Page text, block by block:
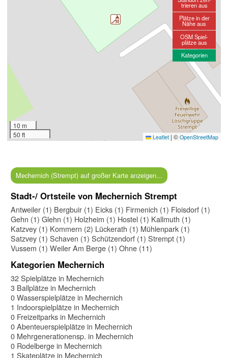
10 m
50 ft
Leaflet | © OpenStreetMap
trieren aus
Plätze in der
Nähe aus
OSM Spiel-
plätze aus
Kategorien
Mechernich (Strempt) auf großer Karte anzeigen...
Stadt-/ Ortsteile von Mechernich Strempt
Antweiler (1) Bergbuir (1) Eicks (1) Firmenich (1) Floisdorf (1)
Gehn (1) Glehn (1) Holzheim (1) Hostel (1) Kallmuth (1)
Katzvey (1) Kommern (2) Lückerath (1) Mühlenpark (1)
Satzvey (1) Schaven (1) Schützendorf (1) Strempt (1)
Vussem (1) Weiler Am Berge (1) Ohne (11)
Kategorien Mechernich
32 Spielplätze in Mechernich
3 Ballplätze in Mechernich
0 Wasserspielplätze in Mechernich
1 Indoorspielplätze in Mechernich
0 Freizeitparks in Mechernich
0 Abenteuerspielplätze in Mechernich
0 Mehrgenerationensp. in Mechernich
0 Rodelberge in Mechernich
1 Skateplätze in Mechernich